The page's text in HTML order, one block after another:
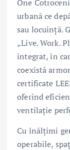
One
urbană ce
sau locuință.
„Live. Work.
integrat, în
coexistă
certificate
oferind
ventilație
Cu înălțimi
operabile,